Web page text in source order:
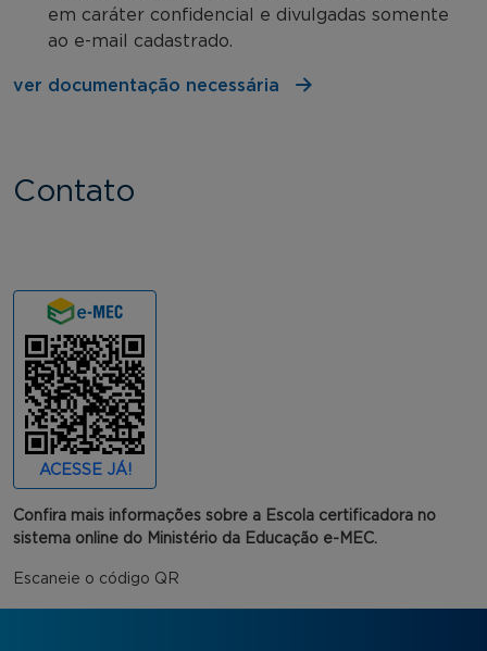
em caráter confidencial e divulgadas somente
ao e-mail cadastrado.
ver documentação necessária
Contato
ACESSE JÁ!
Confira mais informações sobre a Escola certificadora no
sistema online do Ministério da Educação e-MEC.
Escaneie o código QR